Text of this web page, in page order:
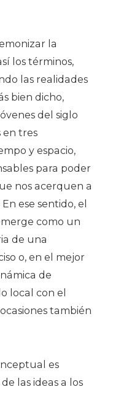
la
los términos,
las realidades
bien dicho,
del siglo
en tres
y espacio,
para poder
nos acerquen a
ese sentido, el
como un
de una
o, en el mejor
de
local con el
también
es
las ideas a los